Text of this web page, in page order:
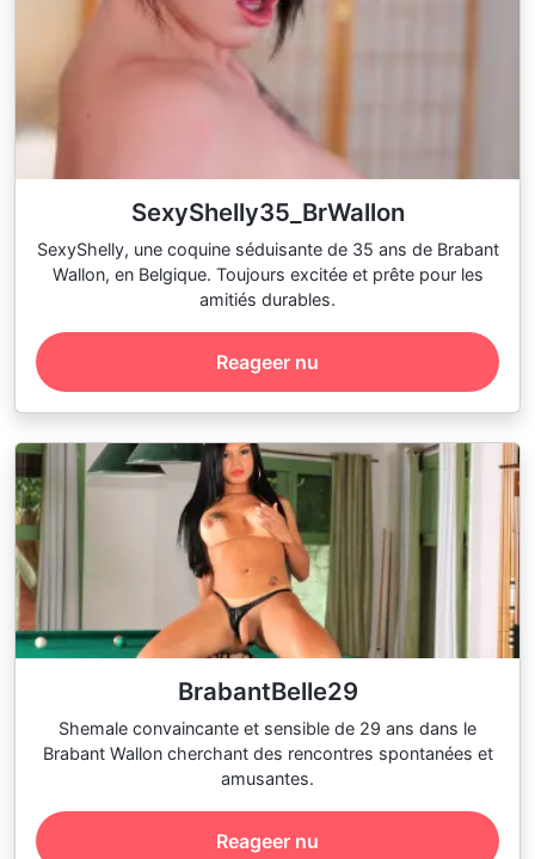
SexyShelly35_BrWallon
SexyShelly, une coquine séduisante de 35 ans de Brabant
Wallon, en Belgique. Toujours excitée et prête pour les
amitiés durables.
Reageer nu
BrabantBelle29
Shemale convaincante et sensible de 29 ans dans le
Brabant Wallon cherchant des rencontres spontanées et
amusantes.
Reageer nu